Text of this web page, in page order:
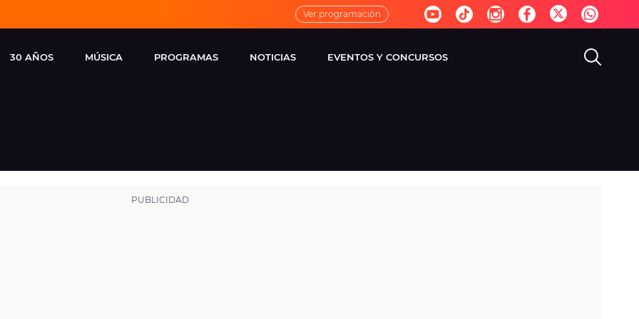
Ver programación
30 AÑOS MÚSICA
FM
PROGRAMAS
VIRALES
NOTICIAS EVENTOS Y CONCURSOS